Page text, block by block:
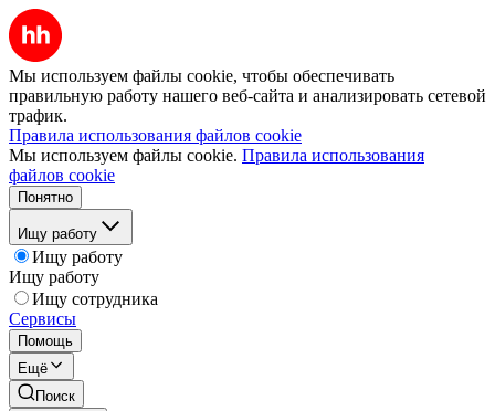
Мы используем файлы cookie, чтобы обеспечивать
правильную работу нашего веб-сайта и анализировать сетевой
трафик.
Правила использования файлов cookie
Мы используем файлы cookie. Правила использования
файлов cookie
Понятно
Ищу работу
Ищу работу
Ищу работу
Ищу сотрудника
Сервисы
Помощь
Ещё
Поиск